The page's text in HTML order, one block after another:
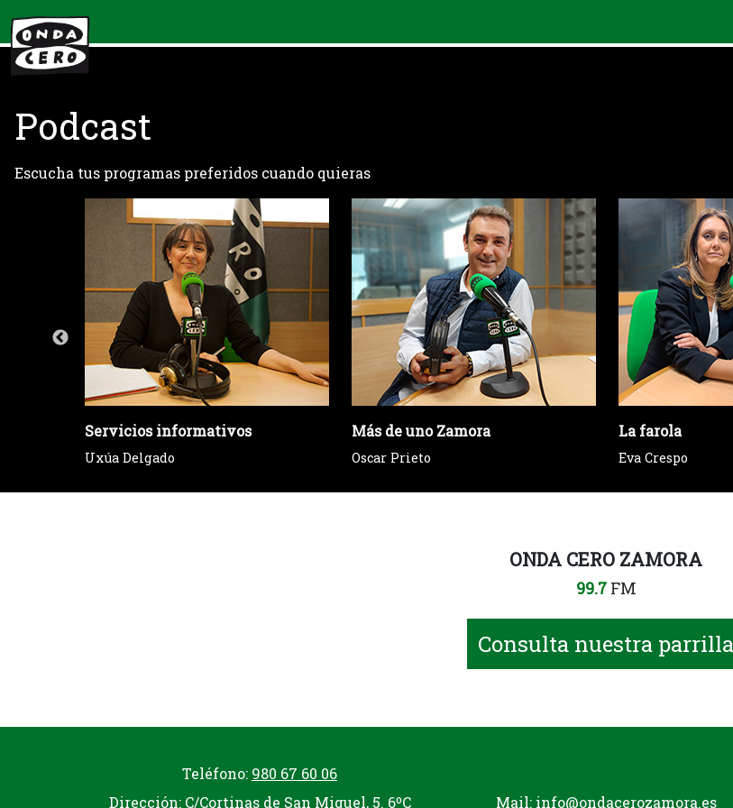
Podcast
Escucha tus programas preferidos cuando quieras
Servicios informativos
Uxúa Delgado
Más de uno Zamora
Oscar Prieto
La farola
Eva Crespo
ONDA CERO ZAMORA
99.7FM
Consulta nuestra parrilla
Teléfono: 980 67 60 06
Dirección: C/Cortinas de San Miguel, 5. 6ºC
Mail: info@ondacerozamora.es